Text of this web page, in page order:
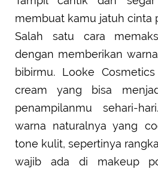
membuat kamu jatuh cinta
Salah satu cara
dengan memberikan
bibirmu. Looke
cream yang bisa
penampilanmu sehari-
warna naturalnya yang
tone kulit, sepertinya
wajib ada di makeup